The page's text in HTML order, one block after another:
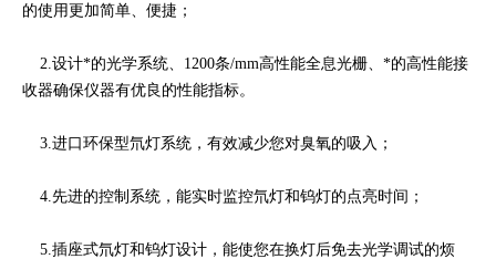
的使用更加简单、便捷；
2.设计*的光学系统、1200条/mm高性能全息光栅、*的高性能接
收器确保仪器有优良的性能指标。
3.进口环保型氘灯系统，有效减少您对臭氧的吸入；
4.先进的控制系统，能实时监控氘灯和钨灯的点亮时间；
5.插座式氘灯和钨灯设计，能使您在换灯后免去光学调试的烦